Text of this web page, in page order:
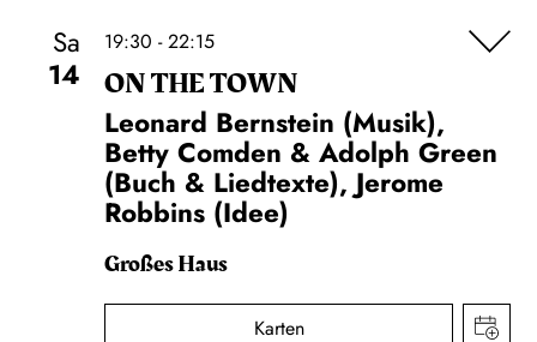
Sa
14
19:30 - 22:15
ON THE TOWN
Leonard Bernstein (Musik),
Betty Comden & Adolph Green
(Buch & Liedtexte), Jerome
Robbins (Idee)
Großes Haus
Karten